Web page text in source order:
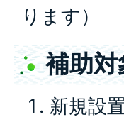
ります）
補助
新規設